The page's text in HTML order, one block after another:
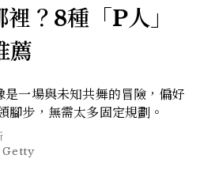
？8種「P人」
薦
一場與未知共舞的冒險，偏好
腳步，無需太多固定規劃。